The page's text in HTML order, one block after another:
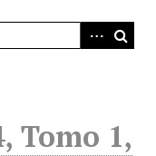
Tomo 1,